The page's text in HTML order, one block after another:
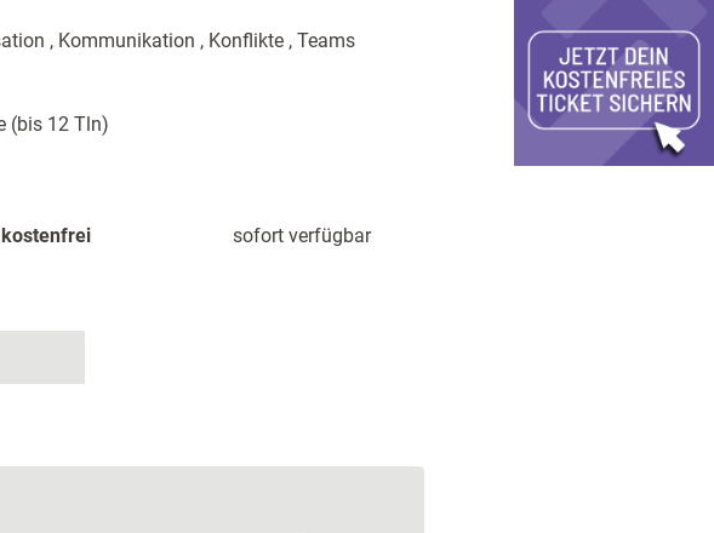
, Kommunikation , Konflikte , Teams
(bis 12 Tln)
kostenfrei sofort verfügbar